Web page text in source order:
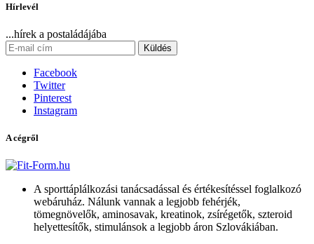
Hírlevél
...hírek a postaládájába
Küldés
Facebook
Twitter
Pinterest
Instagram
A cégről
A sporttáplálkozási tanácsadással és értékesítéssel foglalkozó
webáruház. Nálunk vannak a legjobb fehérjék,
tömegnövelők, aminosavak, kreatinok, zsírégetők, szteroid
helyettesítők, stimulánsok a legjobb áron Szlovákiában.